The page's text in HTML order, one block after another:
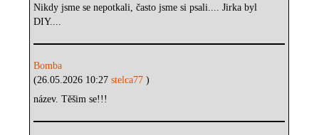
Nikdy jsme se nepotkali, často jsme si psali.... Jirka byl
DIY....
Bomba
(26.05.2026 10:27stelca77)
název. Těšim se!!!